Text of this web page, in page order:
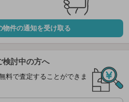
物件の通知を受け取る
検討中の方へ
料で査定することができま